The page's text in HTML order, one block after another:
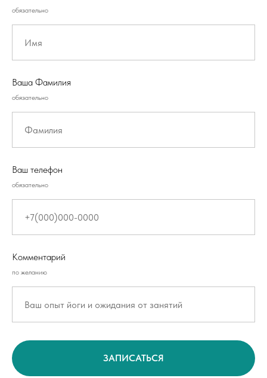
обязательно
Ваша Фамилия
обязательно
Ваш телефон
обязательно
Комментарий
по желанию
ЗАПИСАТЬСЯ